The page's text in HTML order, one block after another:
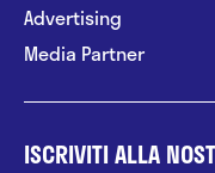
Advertising
Media Partner
ISCRIVITI ALLA